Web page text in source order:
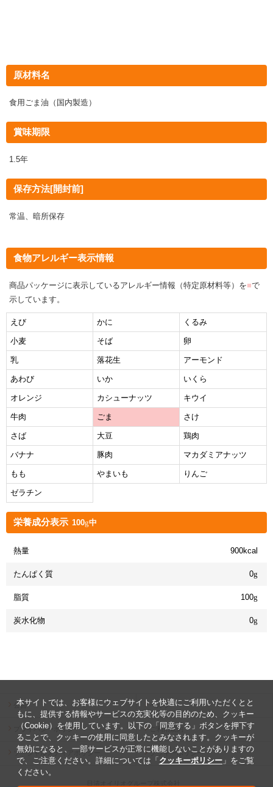
原材料名
食用ごま油（国内製造）
賞味期限
1.5年
保存方法[開封前]
常温、暗所保存
食物アレルギー表示情報
商品パッケージに表示しているアレルギー情報（特定原材料等）を■で
示しています。
えび かに くるみ
小麦 そば 卵
乳 落花生 アーモンド
あわび いか いくら
オレンジ カシューナッツ キウイ
牛肉 ごま さけ
さば 大豆 鶏肉
バナナ 豚肉 マカダミアナッツ
もも やまいも りんご
ゼラチン
栄養成分表示 100g中
熱量 900kcal
たんぱく質 0g
脂質 100g
炭水化物 0g
公告 ヘルプ
プライバシーポリシー ご利用規約
ソーシャルメディアポリシー クッキーポリシー
本サイトでは、お客様にウェブサイトを快適にご利用いただくとと
もに、提供する情報やサービスの充実化等の目的のため、クッキー
（Cookie）を使用しています。以下の「同意する」ボタンを押下す
ることで、クッキーの使用に同意したとみなされます。クッキーが
無効になると、一部サービスが正常に機能しないことがありますの
で、ご注意ください。詳細については「クッキーポリシー」をご覧
ください。